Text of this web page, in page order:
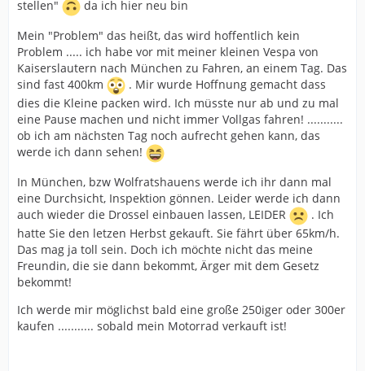
stellen"
da ich hier neu bin
Mein "Problem" das heißt, das wird hoffentlich kein
Problem ..... ich habe vor mit meiner kleinen Vespa von
Kaiserslautern nach München zu Fahren, an einem Tag. Das
sind fast 400km
. Mir wurde Hoffnung gemacht dass
dies die Kleine packen wird. Ich müsste nur ab und zu mal
eine Pause machen und nicht immer Vollgas fahren! ...........
ob ich am nächsten Tag noch aufrecht gehen kann, das
werde ich dann sehen!
In München, bzw Wolfratshauens werde ich ihr dann mal
eine Durchsicht, Inspektion gönnen. Leider werde ich dann
auch wieder die Drossel einbauen lassen, LEIDER
. Ich
hatte Sie den letzen Herbst gekauft. Sie fährt über 65km/h.
Das mag ja toll sein. Doch ich möchte nicht das meine
Freundin, die sie dann bekommt, Ärger mit dem Gesetz
bekommt!
Ich werde mir möglichst bald eine große 250iger oder 300er
kaufen ........... sobald mein Motorrad verkauft ist!